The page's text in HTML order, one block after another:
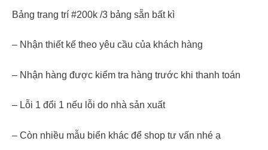
Bảng trang trí #200k /3 bảng sẵn bất kì
– Nhận thiết kế theo yêu cầu của khách hàng
– Nhận hàng được kiểm tra hàng trước khi thanh toán
– Lỗi 1 đổi 1 nếu lỗi do nhà sản xuất
– Còn nhiều mẫu biển khác để shop tư vấn nhé ạ